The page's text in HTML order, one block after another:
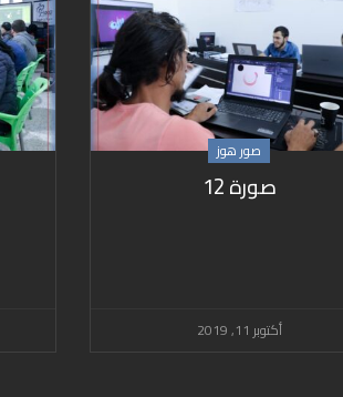
صور هوز
صورة 12
أكتوبر 11, 2019